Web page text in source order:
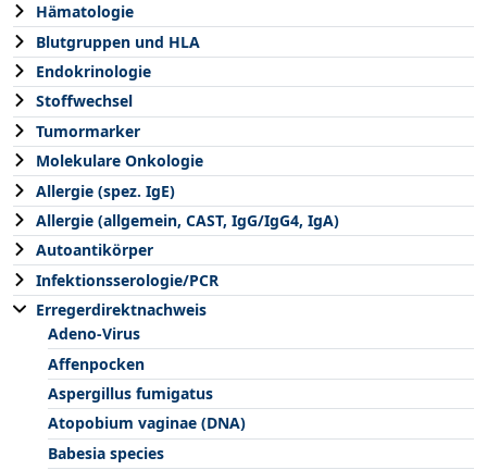
Hämatologie
Blutgruppen und HLA
Endokrinologie
Stoffwechsel
Tumormarker
Molekulare Onkologie
Allergie (spez. IgE)
Allergie (allgemein, CAST, IgG/IgG4, IgA)
Autoantikörper
Infektionsserologie/PCR
Erregerdirektnachweis
Adeno-Virus
Affenpocken
Aspergillus fumigatus
Atopobium vaginae (DNA)
Babesia species